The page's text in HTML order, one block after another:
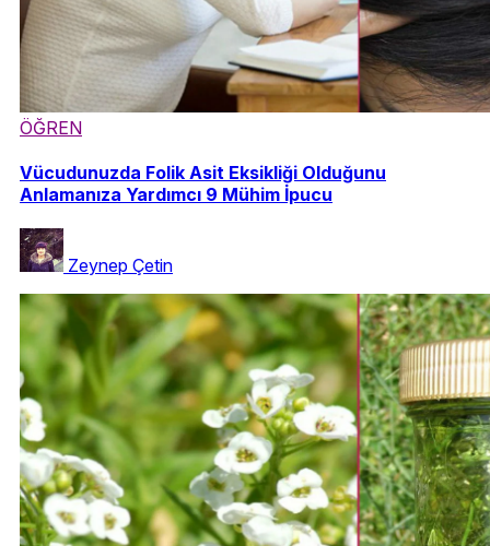
ÖĞREN
Vücudunuzda Folik Asit Eksikliği Olduğunu
Anlamanıza Yardımcı 9 Mühim İpucu
Zeynep Çetin